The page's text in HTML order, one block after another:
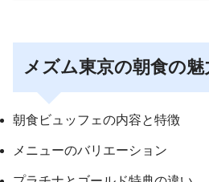
メズム東京の朝食の
朝食ビュッフェの内容と特徴
メニューのバリエーション